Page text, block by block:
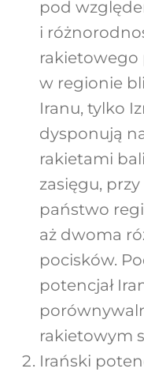
pod
i
rakietowego
w regionie
Iranu, tylko
dysponują
rakietami
zasięgu,
państwo
aż dwoma
pocisków.
potencjał
rakietowym
Irański